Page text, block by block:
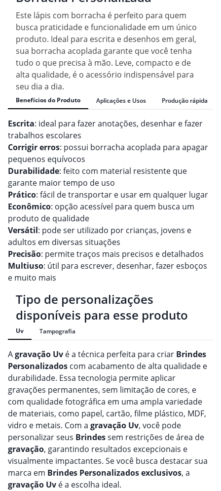
Este lápis com borracha é perfeito para quem
busca praticidade e funcionalidade em um único
produto. Ideal para escrita e desenhos em geral,
sua borracha acoplada garante que você tenha
tudo o que precisa à mão. Leve, compacto e de
alta qualidade, é o acessório indispensável para
seu dia a dia.
Benefícios do Produto Aplicações e Usos Produção rápida
Escrita: ideal para fazer anotações, desenhar e fazer
trabalhos escolares
Corrigir erros: possui borracha acoplada para apagar
pequenos equívocos
Durabilidade: feito com material resistente que
garante maior tempo de uso
Prático: fácil de transportar e usar em qualquer lugar
Econômico: opção acessível para quem busca um
produto de qualidade
Versátil: pode ser utilizado por crianças, jovens e
adultos em diversas situações
Precisão: permite traços mais precisos e detalhados
Multiuso: útil para escrever, desenhar, fazer esboços
e muito mais
Tipo de personalizações
disponíveis para esse produto
Uv Tampografia
Agravação Uv é a técnica perfeita para criar Brindes
Personalizados com acabamento de alta qualidade e
durabilidade. Essa tecnologia permite aplicar
gravações permanentes, sem limitação de cores, e
com qualidade fotográfica em uma ampla variedade
de materiais, como papel, cartão, filme plástico, MDF,
vidro e metais. Com a gravação Uv, você pode
personalizar seus Brindessem restrições de área de
gravação, garantindo resultados excepcionais e
visualmente impactantes. Se você busca destacar sua
marca em Brindes Personalizadosexclusivos, a
gravação Uv é a escolha ideal.